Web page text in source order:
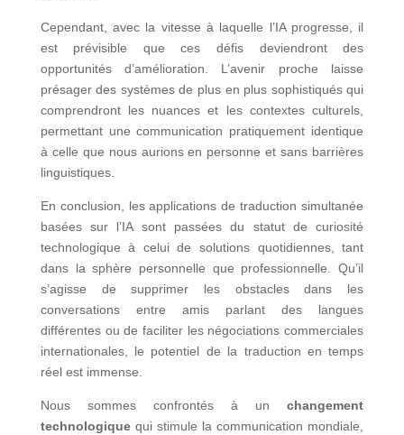
Cependant, avec la vitesse à laquelle l’IA progresse, il
est prévisible que ces défis deviendront des
opportunités d’amélioration. L’avenir proche laisse
présager des systèmes de plus en plus sophistiqués qui
comprendront les nuances et les contextes culturels,
permettant une communication pratiquement identique
à celle que nous aurions en personne et sans barrières
linguistiques.
En conclusion, les applications de traduction simultanée
basées sur l’IA sont passées du statut de curiosité
technologique à celui de solutions quotidiennes, tant
dans la sphère personnelle que professionnelle. Qu’il
s’agisse de supprimer les obstacles dans les
conversations entre amis parlant des langues
différentes ou de faciliter les négociations commerciales
internationales, le potentiel de la traduction en temps
réel est immense.
Nous sommes confrontés à unchangement
technologiquequi stimule la communication mondiale,